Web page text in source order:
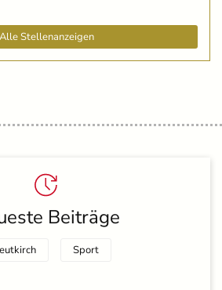
Alle Stellenanzeigen
Beiträge
Sport